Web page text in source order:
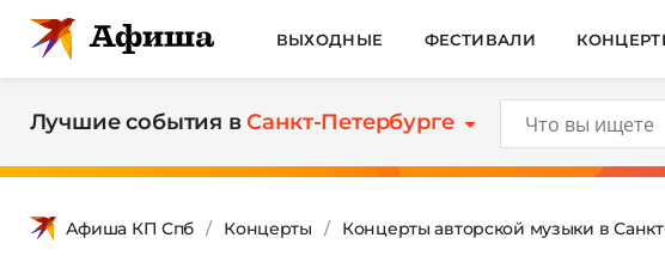
ВЫХОДНЫЕ ФЕСТИВАЛИ
Лучшие события вСанкт-Петербурге
Афиша КП Спб Концерты Концерты авторской музыки в